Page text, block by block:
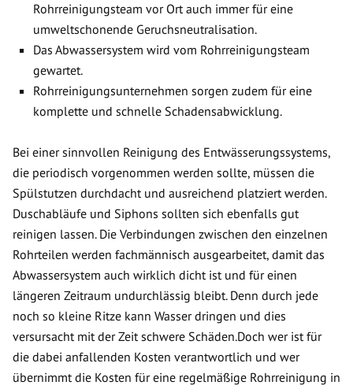
Rohrreinigungsteam vor Ort auch immer für eine
umweltschonende Geruchsneutralisation.
Das Abwassersystem wird vom Rohrreinigungsteam
gewartet.
Rohrreinigungsunternehmen sorgen zudem für eine
komplette und schnelle Schadensabwicklung.
Bei einer sinnvollen Reinigung des Entwässerungssystems,
die periodisch vorgenommen werden sollte, müssen die
Spülstutzen durchdacht und ausreichend platziert werden.
Duschabläufe und Siphons sollten sich ebenfalls gut
reinigen lassen. Die Verbindungen zwischen den einzelnen
Rohrteilen werden fachmännisch ausgearbeitet, damit das
Abwassersystem auch wirklich dicht ist und für einen
längeren Zeitraum undurchlässig bleibt. Denn durch jede
noch so kleine Ritze kann Wasser dringen und dies
versursacht mit der Zeit schwere Schäden.Doch wer ist für
die dabei anfallenden Kosten verantwortlich und wer
übernimmt die Kosten für eine regelmäßige Rohrreinigung in